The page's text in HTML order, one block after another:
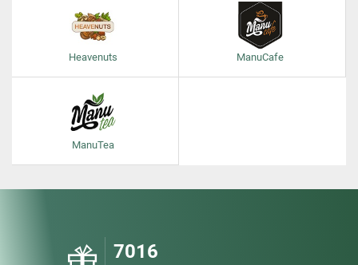
Heavenuts ManuCafe
ManuTea
7016